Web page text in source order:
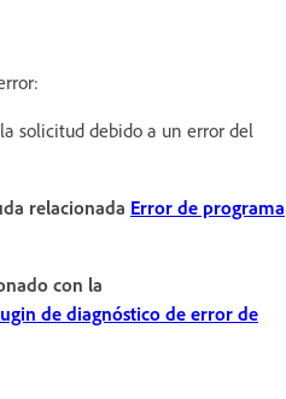
solicitud debido a un error del
relacionada Error de programa
con la
de diagnóstico de error de